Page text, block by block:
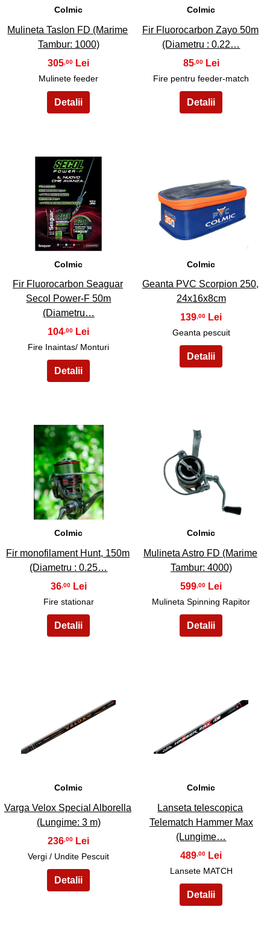
Colmic
Mulineta Taslon FD (Marime
Tambur: 1000)
305 ,00
Mulinete feeder
Colmic
Fir Fluorocarbon Zayo 50m
(Diametru : 0.22…
85,00
Fire pentru feeder-match
7
Colmic
Fir Fluorocarbon Seaguar
Secol Power-F 50m
(Diametru…
104,00
Fire Inaintas/ Monturi
8
Colmic
Geanta PVC Scorpion 250,
24x16x8cm
139,00
Geanta pescuit
9
Colmic
Fir monofilament Hunt, 150m
(Diametru : 0.25…
36,00
Fire stationar
10
Colmic
Mulineta Astro FD (Marime
Tambur: 4000)
599 ,00
Mulineta Spinning Rapitor
11
Colmic
Varga Velox Special Alborella
(Lungime: 3 m)
236,00
Vergi / Undite Pescuit
12
Colmic
Lanseta telescopica
Telematch Hammer Max
(Lungime…
489,00
Lansete MATCH